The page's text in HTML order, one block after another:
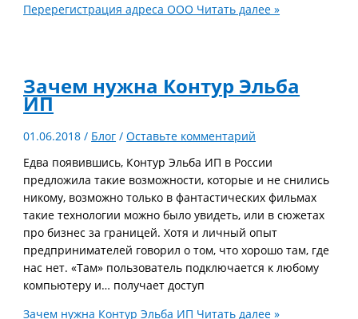
Перерегистрация адреса ООО Читать далее »
Зачем нужна Контур Эльба
ИП
01.06.2018/ Блог /Оставьте комментарий
Едва появившись, Контур Эльба ИП в России
предложила такие возможности, которые и не снились
никому, возможно только в фантастических фильмах
такие технологии можно было увидеть, или в сюжетах
про бизнес за границей. Хотя и личный опыт
предпринимателей говорил о том, что хорошо там, где
нас нет. «Там» пользователь подключается к любому
компьютеру и… получает доступ
Зачем нужна Контур Эльба ИП Читать далее »